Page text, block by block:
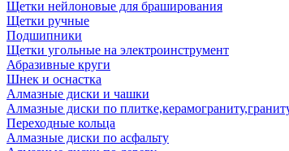
Щетки нейлоновые для браширования
Щетки ручные
Подшипники
Щетки угольные на электроинструмент
Абразивные круги
Шнек и оснастка
Алмазные диски и чашки
Алмазные диски по
Переходные кольца
Алмазные диски по асфальту